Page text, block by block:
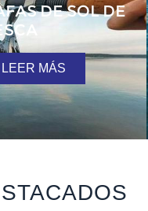
DE SOL DE
LEER MÁS